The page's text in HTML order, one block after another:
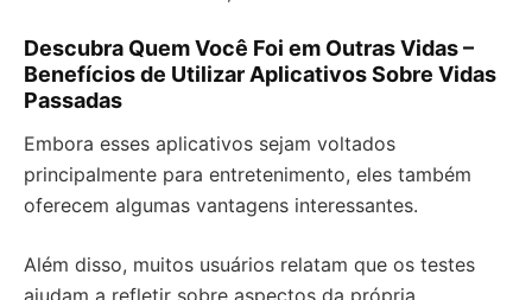
Descubra Quem Você Foi em Outras Vidas –
Benefícios de Utilizar Aplicativos Sobre Vidas
Passadas
Embora esses aplicativos sejam voltados
principalmente para entretenimento, eles também
oferecem algumas vantagens interessantes.
Além disso, muitos usuários relatam que os testes
ajudam a refletir sobre aspectos da própria